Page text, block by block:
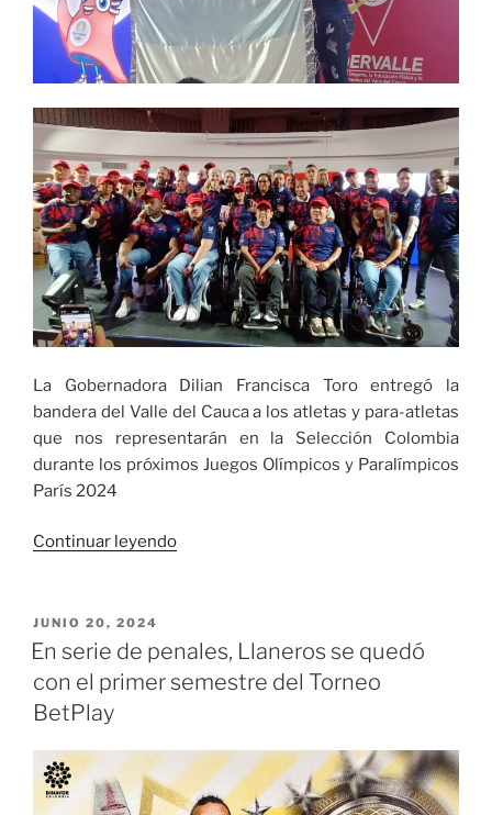
La Gobernadora Dilian Francisca Toro entregó la
bandera del Valle del Cauca a los atletas y para-atletas
que nos representarán en la Selección Colombia
durante los próximos Juegos Olímpicos y Paralímpicos
París 2024
Continuar leyendo«La
Toro
del
Valle
del
PUBLICADO
EL
JUNIO 20, 2024
En serie de penales, Llaneros se quedó
con el primer semestre del Torneo
BetPlay